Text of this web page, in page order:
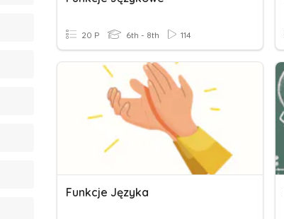
20 P 6th - 8th 114
Funkcje Języka